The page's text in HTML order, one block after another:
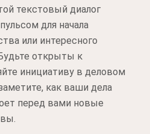
текстовый диалог
для начала
или интересного
открыты к
инициативу в деловом
как ваши дела
перед вами новые